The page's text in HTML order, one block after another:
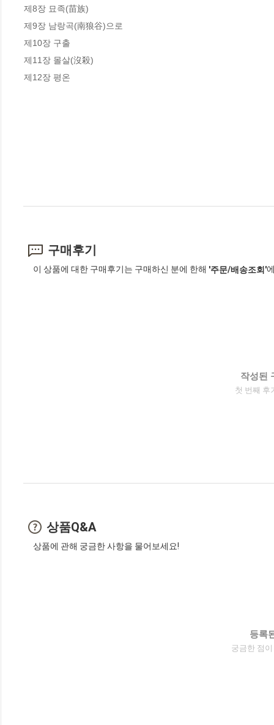
제8장 묘족(苗族)
제9장 남랑곡(南狼谷)으로
제10장 구출
제11장 몰살(沒殺)
제12장 평온
구매후기
이 상품에 대한 구매후기는 구매하신 분에 한해 '주문/배송조회'
작성된
첫 번째 후
상품Q&A
상품에 관해 궁금한 사항을 물어보세요!
등록
궁금한 점